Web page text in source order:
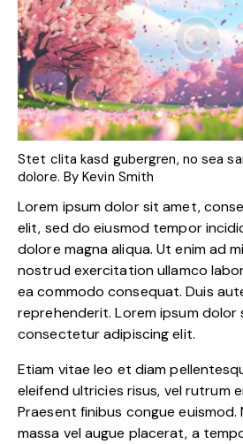
Stet clita kasd gubergren, no sea
dolore. ByKevin Smith
Lorem ipsum dolor sit amet,
elit, sed do eiusmod tempor
dolore magna aliqua. Ut enim ad
nostrud exercitation ullamco
ea commodo consequat. Duis
reprehenderit. Lorem ipsum dolor
consectetur adipiscing elit.
Etiam vitae leo et diam
eleifend ultricies risus, vel rutrum
Praesent finibus congue euismod.
massa vel augue placerat, a